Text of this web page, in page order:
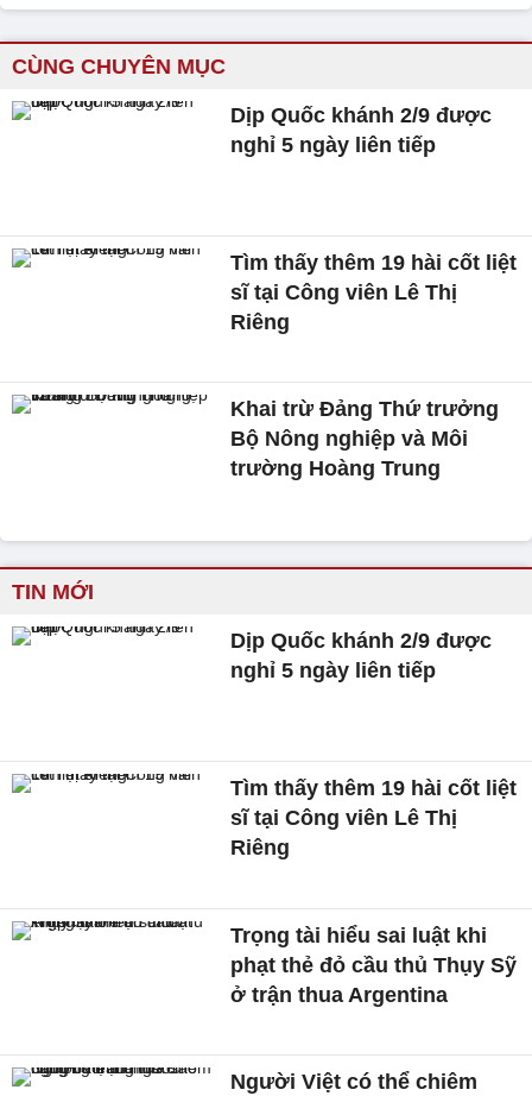
CÙNG CHUYÊN MỤC
Dịp Quốc khánh 2/9 được
nghỉ 5 ngày liên tiếp
Tìm thấy thêm 19 hài cốt liệt
sĩ tại Công viên Lê Thị
Riêng
Khai trừ Đảng Thứ trưởng
Bộ Nông nghiệp và Môi
trường Hoàng Trung
TIN MỚI
Dịp Quốc khánh 2/9 được
nghỉ 5 ngày liên tiếp
Tìm thấy thêm 19 hài cốt liệt
sĩ tại Công viên Lê Thị
Riêng
Trọng tài hiểu sai luật khi
phạt thẻ đỏ cầu thủ Thụy Sỹ
ở trận thua Argentina
Người Việt có thể chiêm